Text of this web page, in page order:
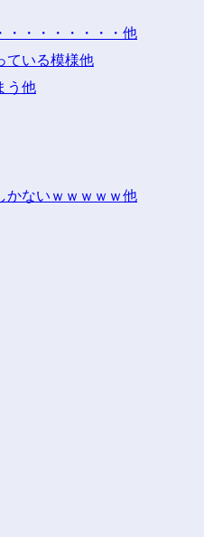
・・・・・・・・他
ている模様他
う他
かないｗｗｗｗｗ他